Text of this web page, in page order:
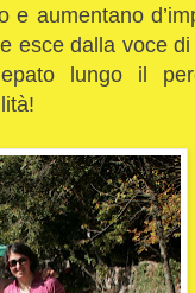
e aumentano
esce dalla voce
lungo il